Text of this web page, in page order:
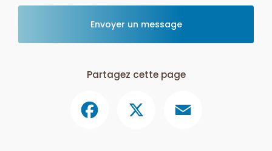
Envoyer un message
Partagez cette page